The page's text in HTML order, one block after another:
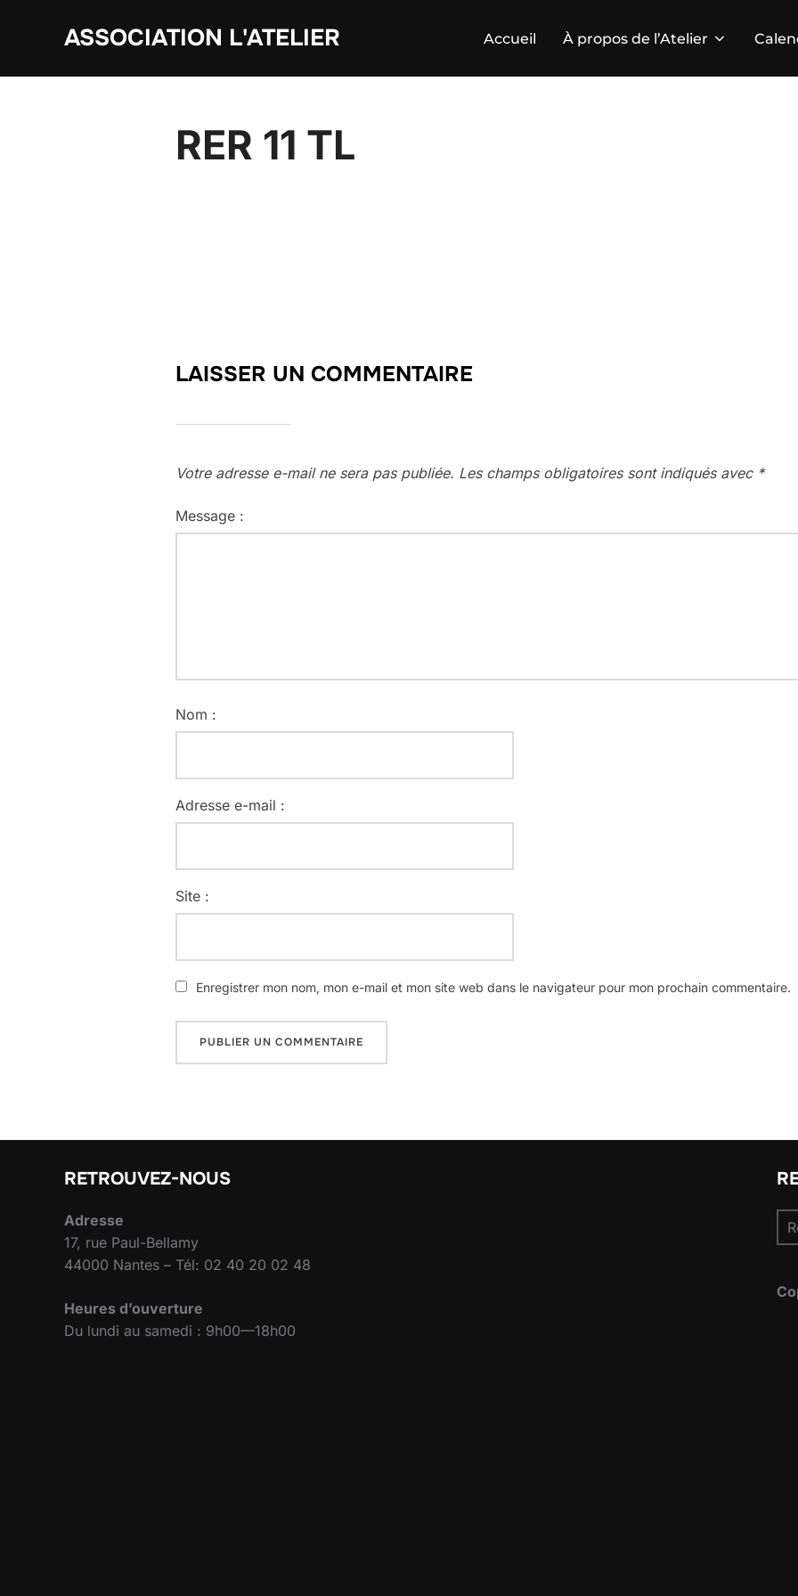
ASSOCIATION L'ATELIER Accueil À propos de l’Atelier
RER 11 TL
LAISSER UN COMMENTAIRE
Votre adresse e-mail ne sera pas publiée. Les champs obligatoires sont indiqués avec *
Message :
Nom :
Adresse e-mail :
Site :
Enregistrer mon nom, mon e-mail et mon site web dans le navigateur pour mon prochain commentaire.
RETROUVEZ-NOUS
Adresse
17, rue Paul-Bellamy
44000 Nantes – Tél: 02 40 20 02 48
Heures d’ouverture
Du lundi au samedi : 9h00—18h00